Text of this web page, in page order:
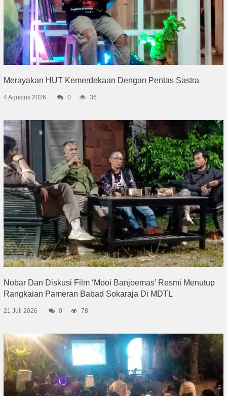
Merayakan HUT Kemerdekaan Dengan Pentas Sastra
4 Agustus 2026 0 36
Nobar Dan Diskusi Film ‘Mooi Banjoemas’ Resmi Menutup
Rangkaian Pameran Babad Sokaraja Di MDTL
21 Juli 2026 0 78